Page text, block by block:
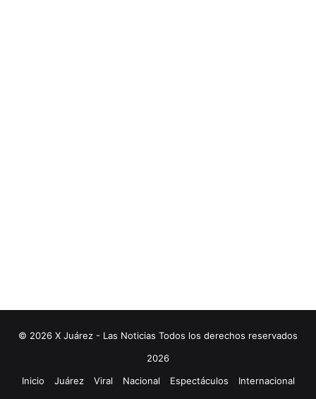
© 2026 X Juárez - Las Noticias Todos los derechos reservados
2026
Inicio
Juárez Viral Nacional Espectáculos
Internacional